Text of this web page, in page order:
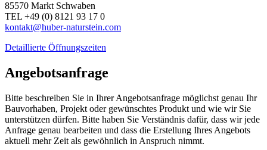
85570 Markt Schwaben
TEL +49 (0) 8121 93 17 0
kontakt@huber-naturstein.com
Detaillierte Öffnungszeiten
Angebotsanfrage
Bitte beschreiben Sie in Ihrer Angebotsanfrage möglichst genau Ihr
Bauvorhaben, Projekt oder gewünschtes Produkt und wie wir Sie
unterstützen dürfen. Bitte haben Sie Verständnis dafür, dass wir jede
Anfrage genau bearbeiten und dass die Erstellung Ihres Angebots
aktuell mehr Zeit als gewöhnlich in Anspruch nimmt.